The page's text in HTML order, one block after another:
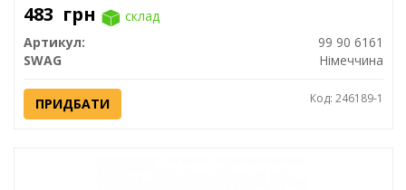
483 грн
склад
Артикул:
99 90 6161
SWAG
Німеччина
ПРИДБАТИ Код: 246189-1